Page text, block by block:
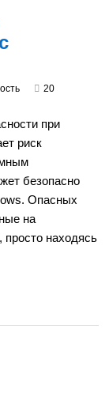
20
при
риск
безопасно
Опасных
на
просто находясь